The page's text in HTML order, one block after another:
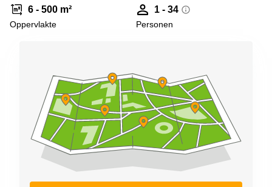
Coworking
space
Zwolle
Kantoor
Hengelo
Bedrijfsruimte
Huren in
Nijmegen
6 - 500 m²
Oppervlakte
1 - 34
Personen